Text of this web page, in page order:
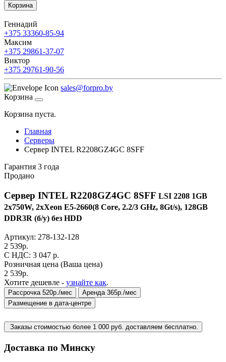
Корзина
Геннадий
+375 33360-85-94
Максим
+375 29861-37-07
Виктор
+375 29761-90-56
sales@forpro.by
Корзина
Корзина пуста.
Главная
Серверы
Сервер INTEL R2208GZ4GC 8SFF
Гарантия 3 года
Продано
Сервер INTEL R2208GZ4GC 8SFF LSI 2208 1GB
2x750W, 2xXeon E5-2660(8 Core, 2.2/3 GHz, 8Gt/s), 128GB
DDR3R (б/у) без HDD
Артикул: 278-132-128
2 539р.
C НДС: 3 047 р.
Розничная цена (Ваша цена)
2 539р.
Хотите дешевле - узнайте как.
Рассрочка 520р./мес
Аренда 365р./мес
Размещение в дата-центре
Заказы стоимостью более 1 000 руб. доставляем бесплатно.
Доставка по Минску